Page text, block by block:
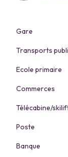
Gare
Transports
Ecole primaire
Commerces
Télécabine/
Poste
Banque